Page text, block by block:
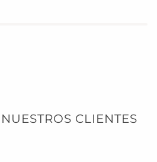
CLIENTES